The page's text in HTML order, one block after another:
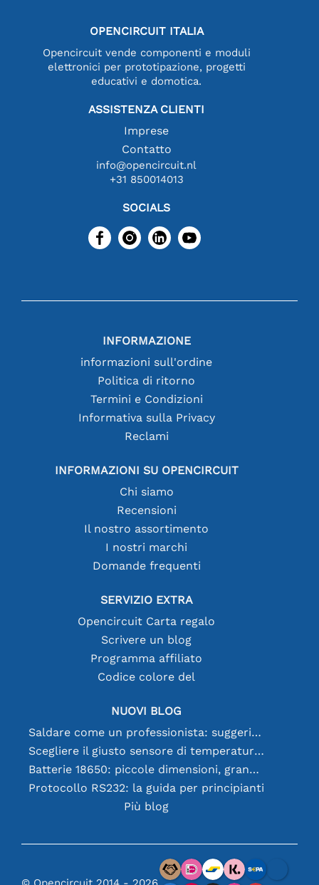
OPENCIRCUIT ITALIA
Opencircuit vende componenti e moduli
elettronici per prototipazione, progetti
educativi e domotica.
ASSISTENZA CLIENTI
Imprese
Contatto
info@opencircuit.nl
+31 850014013
SOCIALS
INFORMAZIONE
informazioni sull'ordine
Politica di ritorno
Termini e Condizioni
Informativa sulla Privacy
Reclami
INFORMAZIONI SU OPENCIRCUIT
Chi siamo
Recensioni
Il nostro assortimento
I nostri marchi
Domande frequenti
SERVIZIO EXTRA
Opencircuit Carta regalo
Scrivere un blog
Programma affiliato
Codice colore del
NUOVI BLOG
Saldare come un professionista: suggerimenti per connessioni elettroniche perfette
Scegliere il giusto sensore di temperatura [youtube]
Batterie 18650: piccole dimensioni, grandi prestazioni
Protocollo RS232: la guida per principianti
Più blog